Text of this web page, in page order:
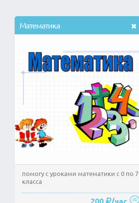
Математика
помогу с уроками математики с 0 по 7
класса
200 /час